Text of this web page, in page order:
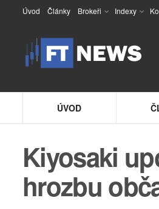
Úvod Články Brokeři Indexy
ÚVOD
Kiyosaki
hrozbu